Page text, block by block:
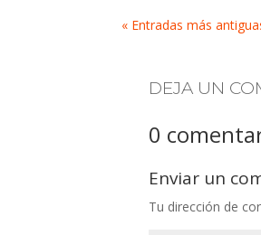
« Entradas más
DEJA UN
0
Enviar un
Tu dirección de